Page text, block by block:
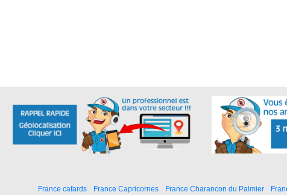
France cafards France Capricornes France Charancon du Palmier